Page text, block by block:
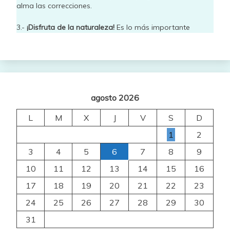
alma las correcciones.
3.- ¡Disfruta de la naturaleza! Es lo más importante
agosto 2026
L
M X J V S
D
1
2
3
4 5 6 7 8
9
10
11 12 13 14 15
16
17
18 19 20 21 22
23
24
25 26 27 28 29
30
31